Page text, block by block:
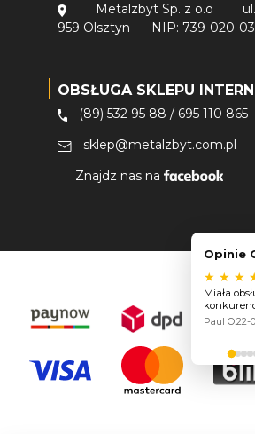
Metalzbyt Sp. z o.o
959 Olsztyn
NIP: 739-020-
OBSŁUGA SKLEPU
(89) 532 95 88 / 695 110 865
sklep@metalzbyt.com.pl
Znajdz nas na
Opinie
★ ★ ★
Miała
Paul O.22-